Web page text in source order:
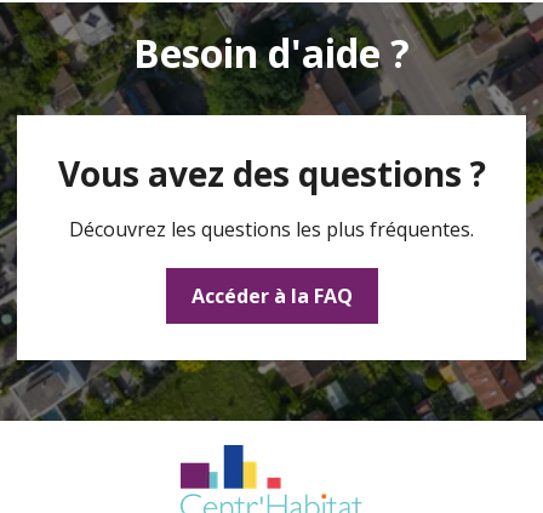
Besoin d'aide ?
Vous avez des questions ?
Découvrez les questions les plus fréquentes.
Accéder à la FAQ